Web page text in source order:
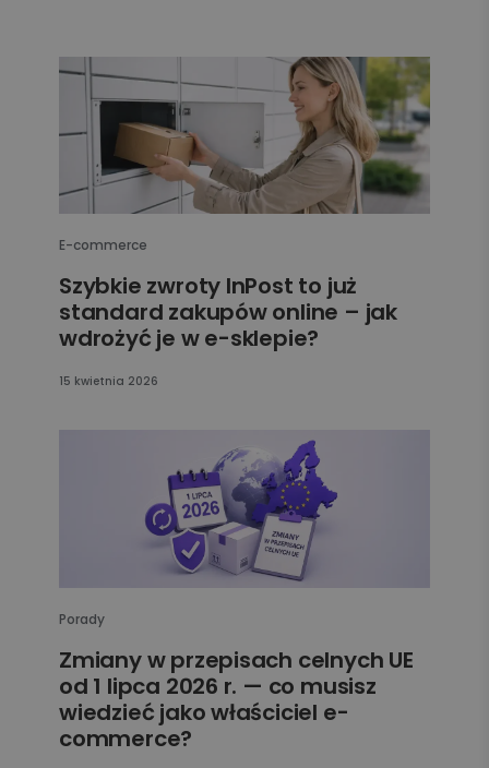
E-commerce
Szybkie zwroty InPost to już
standard zakupów online – jak
wdrożyć je w e-sklepie?
15 kwietnia 2026
Porady
Zmiany w przepisach celnych UE
od 1 lipca 2026 r. — co musisz
wiedzieć jako właściciel e-
commerce?